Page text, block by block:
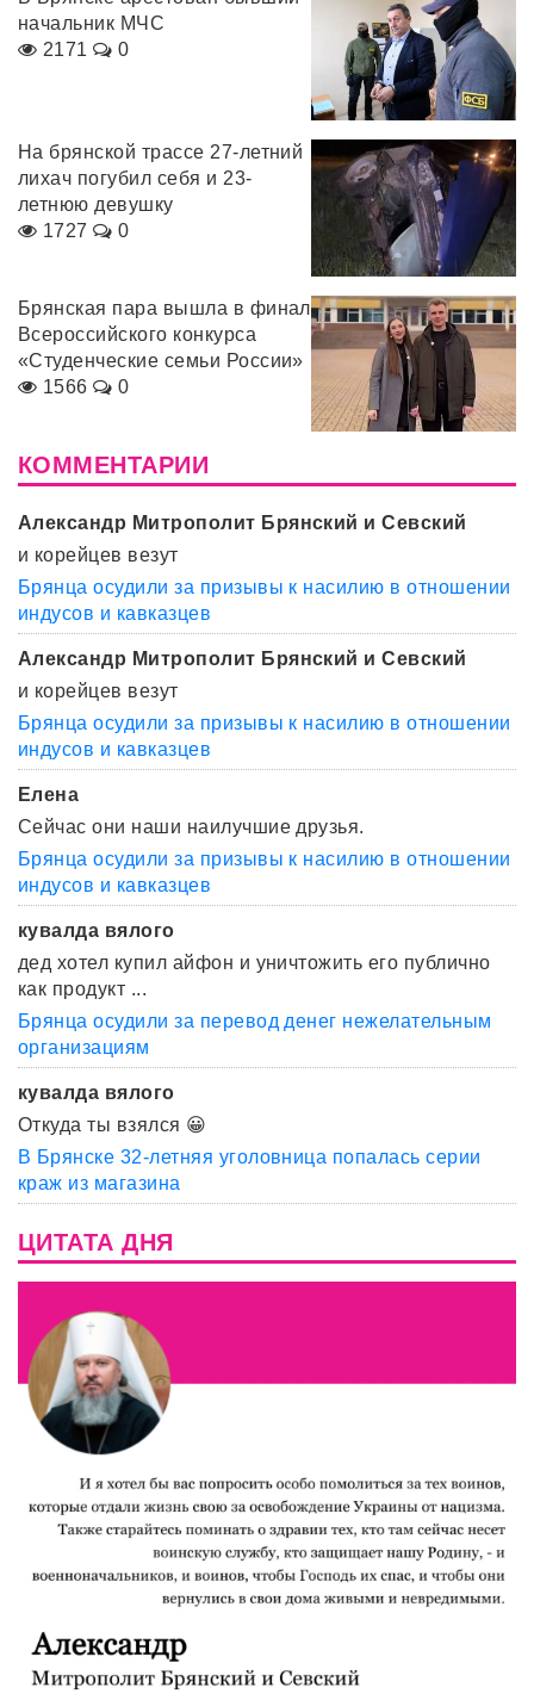
начальник МЧС
2171
0
На брянской трассе 27-летний
лихач погубил себя и 23-
летнюю девушку
1727
0
Брянская пара вышла в финал
Всероссийского конкурса
«Студенческие семьи России»
1566
0
КОММЕНТАРИИ
Александр Митрополит Брянский и Севский
и корейцев везут
Брянца осудили за призывы к насилию в отношении
индусов и кавказцев
Александр Митрополит Брянский и Севский
и корейцев везут
Брянца осудили за призывы к насилию в отношении
индусов и кавказцев
Елена
Сейчас они наши наилучшие друзья.
Брянца осудили за призывы к насилию в отношении
индусов и кавказцев
кувалда вялого
дед хотел купил айфон и уничтожить его публично
как продукт ...
Брянца осудили за перевод денег нежелательным
организациям
кувалда вялого
Откуда ты взялся 😀
В Брянске 32-летняя уголовница попалась серии
краж из магазина
ЦИТАТА ДНЯ